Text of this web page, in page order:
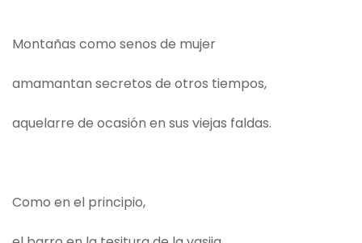
Montañas como senos de mujer
amamantan secretos de otros tiempos,
aquelarre de ocasión en sus viejas faldas.
Como en el principio,